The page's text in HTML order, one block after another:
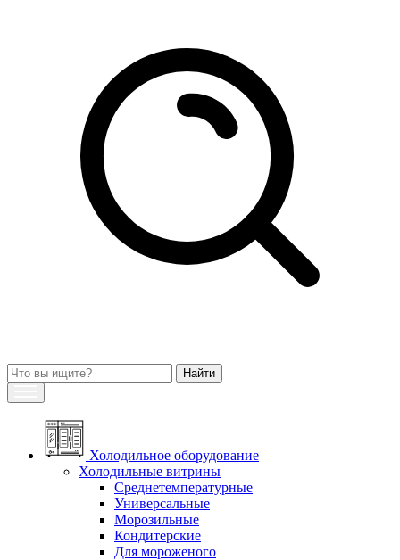
Холодильное оборудование
Холодильные витрины
Среднетемпературные
Универсальные
Морозильные
Кондитерские
Для мороженого